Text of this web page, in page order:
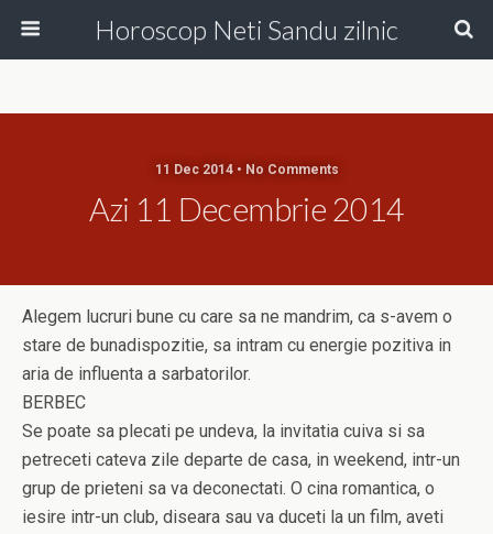
Horoscop Neti Sandu zilnic
11 Dec 2014 • No Comments
Azi 11 Decembrie 2014
Alegem lucruri bune cu care sa ne mandrim, ca s-avem o
stare de bunadispozitie, sa intram cu energie pozitiva in
aria de influenta a sarbatorilor.
BERBEC
Se poate sa plecati pe undeva, la invitatia cuiva si sa
petreceti cateva zile departe de casa, in weekend, intr-un
grup de prieteni sa va deconectati. O cina romantica, o
iesire intr-un club, diseara sau va duceti la un film, aveti